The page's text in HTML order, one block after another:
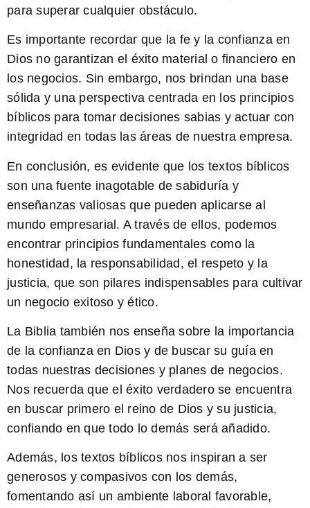
para superar cualquier obstáculo.
Es importante recordar que la fe y la confianza en
Dios no garantizan el éxito material o financiero en
los negocios. Sin embargo, nos brindan una base
sólida y una perspectiva centrada en los principios
bíblicos para tomar decisiones sabias y actuar con
integridad en todas las áreas de nuestra empresa.
En conclusión, es evidente que los textos bíblicos
son una fuente inagotable de sabiduría y
enseñanzas valiosas que pueden aplicarse al
mundo empresarial. A través de ellos, podemos
encontrar principios fundamentales como la
honestidad, la responsabilidad, el respeto y la
justicia, que son pilares indispensables para cultivar
un negocio exitoso y ético.
La Biblia también nos enseña sobre la importancia
de la confianza en Dios y de buscar su guía en
todas nuestras decisiones y planes de negocios.
Nos recuerda que el éxito verdadero se encuentra
en buscar primero el reino de Dios y su justicia,
confiando en que todo lo demás será añadido.
Además, los textos bíblicosnos inspiran a ser
generosos y compasivos con los demás,
fomentando así un ambiente laboral favorable,